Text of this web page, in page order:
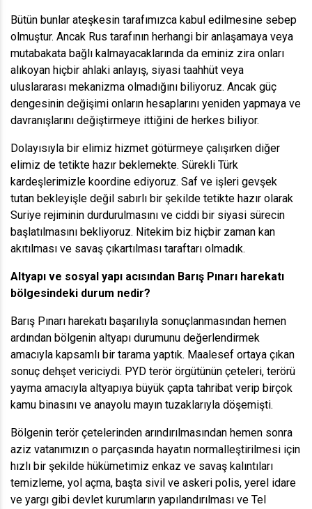
Bütün bunlar ateşkesin tarafımızca kabul edilmesine sebep
olmuştur. Ancak Rus tarafının herhangi bir anlaşamaya veya
mutabakata bağlı kalmayacaklarında da eminiz zira onları
alıkoyan hiçbir ahlaki anlayış, siyasi taahhüt veya
uluslararası mekanizma olmadığını biliyoruz. Ancak güç
dengesinin değişimi onların hesaplarını yeniden yapmaya ve
davranışlarını değiştirmeye ittiğini de herkes biliyor.
Dolayısıyla bir elimiz hizmet götürmeye çalışırken diğer
elimiz de tetikte hazır beklemekte. Sürekli Türk
kardeşlerimizle koordine ediyoruz. Saf ve işleri gevşek
tutan bekleyişle değil sabırlı bir şekilde tetikte hazır olarak
Suriye rejiminin durdurulmasını ve ciddi bir siyasi sürecin
başlatılmasını bekliyoruz. Nitekim biz hiçbir zaman kan
akıtılması ve savaş çıkartılması taraftarı olmadık.
Altyapı ve sosyal yapı acısından Barış Pınarı harekatı
bölgesindeki durum nedir?
Barış Pınarı harekatı başarılıyla sonuçlanmasından hemen
ardından bölgenin altyapı durumunu değerlendirmek
amacıyla kapsamlı bir tarama yaptık. Maalesef ortaya çıkan
sonuç dehşet vericiydi. PYD terör örgütünün çeteleri, terörü
yayma amacıyla altyapıya büyük çapta tahribat verip birçok
kamu binasını ve anayolu mayın tuzaklarıyla döşemişti.
Bölgenin terör çetelerinden arındırılmasından hemen sonra
aziz vatanımızın o parçasında hayatın normalleştirilmesi için
hızlı bir şekilde hükümetimiz enkaz ve savaş kalıntıları
temizleme, yol açma, başta sivil ve askeri polis, yerel idare
ve yargı gibi devlet kurumların yapılandırılması ve Tel